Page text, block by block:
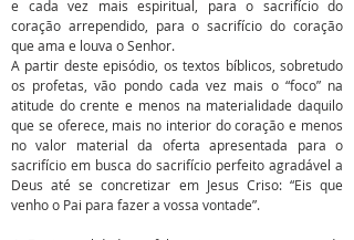
e cada vez mais espiritual, para o sacrifício do
coração arrependido, para o sacrifício do coração
que ama e louva o Senhor.
A partir deste episódio, os textos bíblicos, sobretudo
os profetas, vão pondo cada vez mais o “foco” na
atitude do crente e menos na materialidade daquilo
que se oferece, mais no interior do coração e menos
no valor material da oferta apresentada para o
sacrifício em busca do sacrifício perfeito agradável a
Deus até se concretizar em Jesus Criso: “Eis que
venho o Pai para fazer a vossa vontade”.